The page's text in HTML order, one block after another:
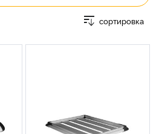
сортировка